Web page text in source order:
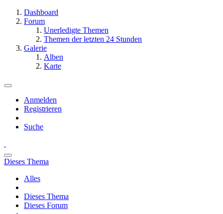
Dashboard
Forum
Unerledigte Themen
Themen der letzten 24 Stunden
Galerie
Alben
Karte
Anmelden
Registrieren
Suche
Dieses Thema
Alles
Dieses Thema
Dieses Forum